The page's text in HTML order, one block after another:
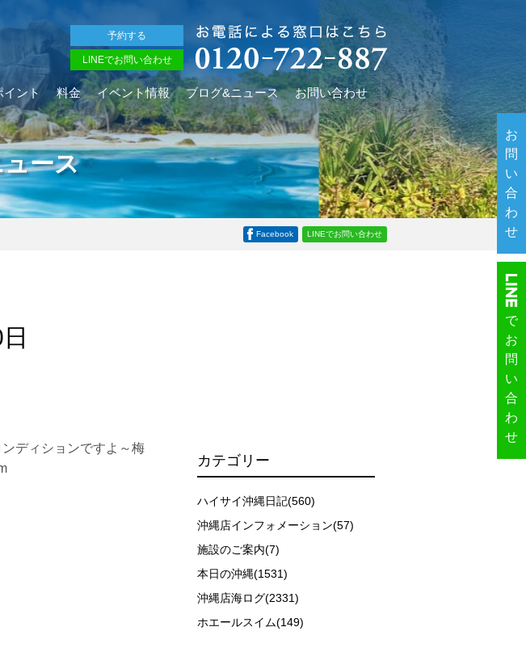
予約する
LINEでお問い合わせ
ース
イント 料金 イベント情報 ブログ&ニュース お問い合わせ
Facebook LINEでお問い合わせ
ディションですよ～梅
カテゴリー
ハイサイ沖縄日記(560)
沖縄店インフォメーション(57)
施設のご案内(7)
本日の沖縄(1531)
沖縄店海ログ(2331)
ホエールスイム(149)
断した場合にのみエントリーを行います。
、エントリーの順番はガイドが決定しますので、必ずその指示に従って準備してくだ
とを嫌い、逃げてしまう場合があります。そのため、原則として緊急時やガイドの指
度でもそのような行動を取る人間を嫌がってしまうと、その後スイムで近づくことが
、万が一海にエントリーできなかった場合や、クジラを発見できなかった場合でも返
る中でスノーケリングを行う場合が多くなります。泳力や体力に自信のない方、また
お
問
い
合
わ
せ
で
お
問
い
合
わ
せ